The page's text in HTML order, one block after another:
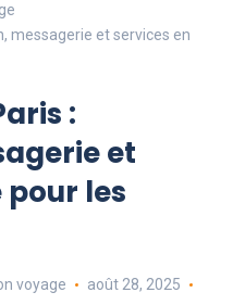
messagerie et services en
:
et
les
voyage
août 28, 2025